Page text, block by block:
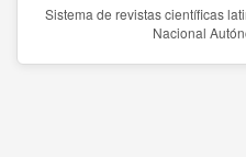
Sistema de revistas científicas
Nacional